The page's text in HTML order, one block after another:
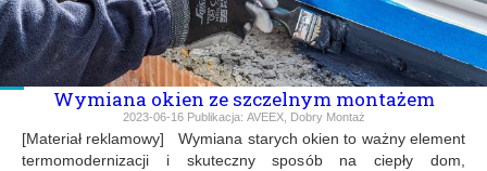
Wymiana okien ze szczelnym montażem
2023-06-16Publikacja: AVEEX, Dobry Montaż
[Materiał reklamowy] Wymiana starych okien to ważny element
termomodernizacji i skuteczny sposób na ciepły dom,